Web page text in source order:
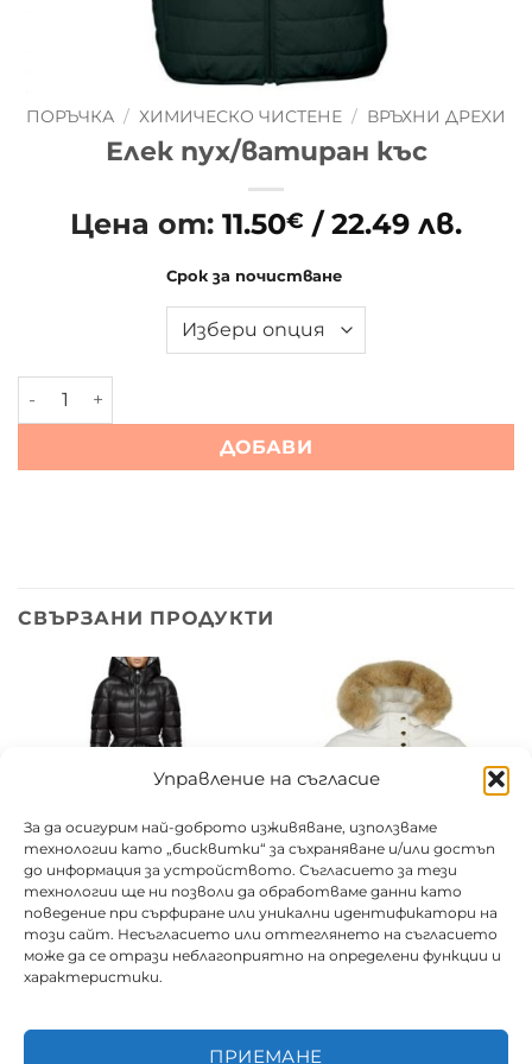
Управление на съгласие
За да осигурим най-доброто изживяване, използваме
технологии като „бисквитки“ за съхраняване и/или достъп
до информация за устройството. Съгласието за тези
технологии ще ни позволи да обработваме данни като
поведение при сърфиране или уникални идентификатори на
този сайт. Несъгласието или оттеглянето на съгласието
може да се отрази неблагоприятно на определени функции и
характеристики.
ПРИЕМАНЕ
ПОРЪЧКА / ХИМИЧЕСКО ЧИСТЕНЕ / ВРЪХНИ ДРЕХИ
Елек пух/ватиран къс
Цена от: 11.50€ / 22.49 лв.
Срок за почистване
количество за Елек пух/ватиран къс
ДОБАВИ
СВЪРЗАНИ ПРОДУКТИ
Пухено яке дълго/ еко
палто дълго
Пухено яке /късо/